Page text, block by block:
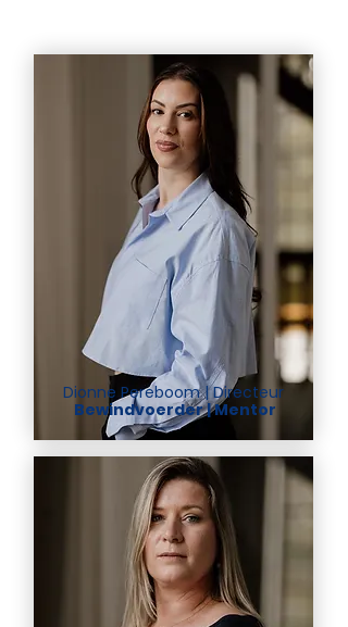
Dionne Pereboom | Directeur
Bewindvoerder | Mentor